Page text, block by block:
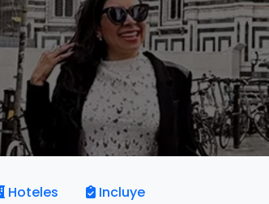
Hoteles Incluye